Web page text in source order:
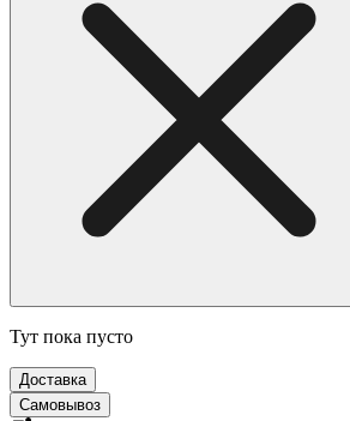
Тут пока пусто
Доставка
Самовывоз